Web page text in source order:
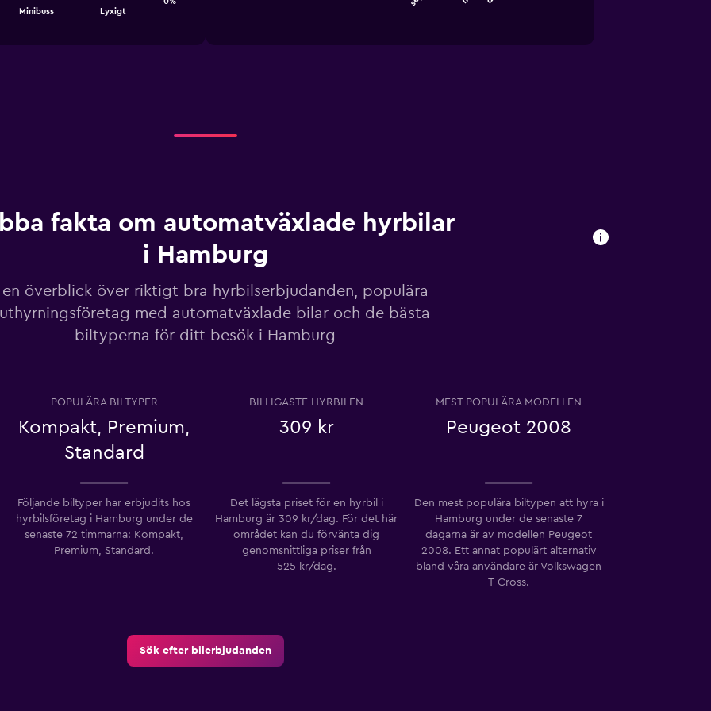
Minibuss Lyxigt
categories.
axis
values.
Range:
to
750.
fakta om automatväxlade hyrbilar
i Hamburg
en överblick över riktigt bra hyrbilserbjudanden, populära
med automatväxlade bilar och de bästa
biltyperna för ditt besök i Hamburg
POPULÄRA BILTYPER
Kompakt, Premium,
Standard
BILLIGASTE HYRBILEN
309 kr
MEST POPULÄRA MODELLEN
Peugeot 2008
Följande biltyper har erbjudits hos
hyrbilsföretag i Hamburg under de
senaste 72 timmarna: Kompakt,
Premium, Standard.
Det lägsta priset för en hyrbil i
Hamburg är 309 kr/dag. För det här
området kan du förvänta dig
genomsnittliga priser från
525 kr/dag.
Den mest populära biltypen att hyra i
Hamburg under de senaste 7
dagarna är av modellen Peugeot
2008. Ett annat populärt alternativ
bland våra användare är Volkswagen
T-Cross.
Sök efter bilerbjudanden